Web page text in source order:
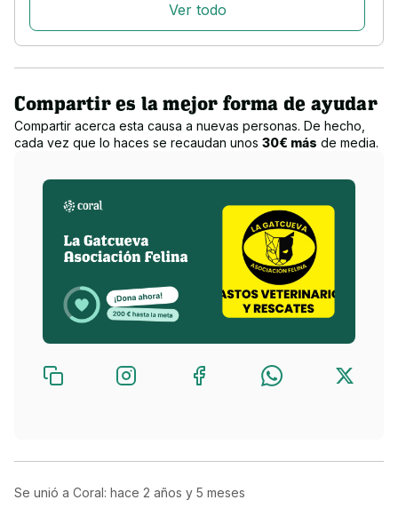
Ver todo
Compartir es la mejor forma de ayudar
Compartir acerca esta causa a nuevas personas. De hecho,
cada vez que lo haces se recaudan unos 30€ más de media.
Se unió a Coral: hace 2 años y 5 meses